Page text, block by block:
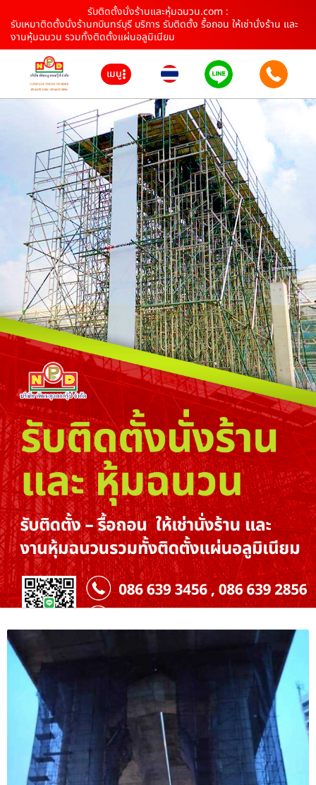
รับติดตั้งนั่งร้านและหุ้มฉนวน.com :
รับเหมาติดตั้งนั่งร้านกบินทร์บุรี บริการ รับติดตั้ง รื้อถอน ให้เช่านั่งร้าน และ
งานหุ้มฉนวน รวมทั้งติดตั้งแผ่นอลูมิเนียม
เมนู